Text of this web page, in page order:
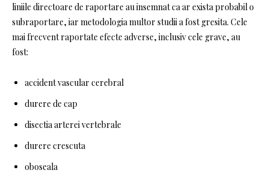
liniile directoare de raportare au insemnat ca ar exista probabil o
subraportare, iar metodologia multor studii a fost gresita. Cele
mai frecvent raportate efecte adverse, inclusiv cele grave, au
fost:
accident vascular cerebral
durere de cap
disectia arterei vertebrale
durere crescuta
oboseala